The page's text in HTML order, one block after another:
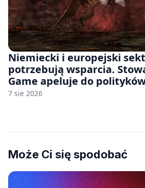
Niemiecki i europejski
potrzebują wsparcia.
Game apeluje do
7 sie 2026
Może Ci się spodobać